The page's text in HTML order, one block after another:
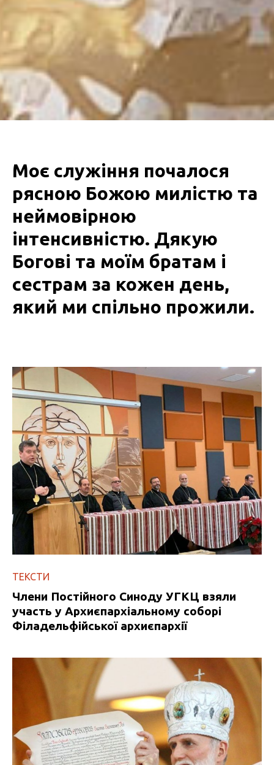
Моє служіння почалося
рясною Божою милістю та
неймовірною
інтенсивністю. Дякую
Богові та моїм братам і
сестрам за кожен день,
який ми спільно прожили.
ТЕКСТИ
Члени Постійного Синоду УГКЦ взяли
участь у Архиєпархіальному соборі
Філадельфійської архиєпархії